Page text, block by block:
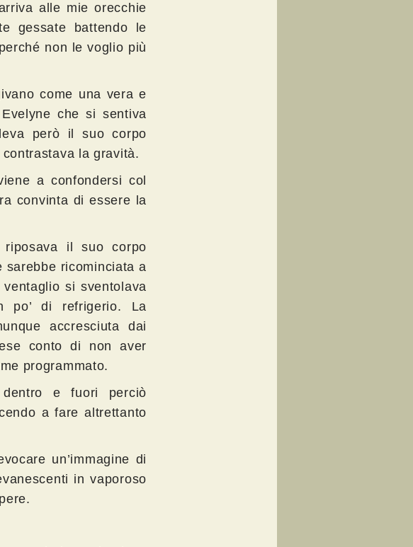
alle mie orecchie
gessate battendo le
non le voglio più
come una vera e
che si sentiva
però il suo corpo
la gravità.
a confondersi col
convinta di essere la
il suo corpo
sarebbe ricominciata a
si sventolava
po’ di refrigerio. La
accresciuta dai
conto di non aver
programmato.
e fuori perciò
a fare altrettanto
un’immagine di
in vaporoso